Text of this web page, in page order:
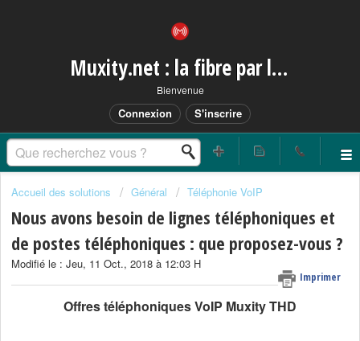
Muxity.net : la fibre par les airs
Bienvenue
Connexion S'inscrire
Accueil des solutions Général Téléphonie VoIP
Nous avons besoin de lignes téléphoniques et
de postes téléphoniques : que proposez-vous ?
Imprimer
Modifié le : Jeu, 11 Oct., 2018 à 12:03 H
Offres téléphoniques VoIP Muxity THD